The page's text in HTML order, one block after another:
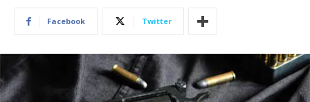
Facebook Twitter